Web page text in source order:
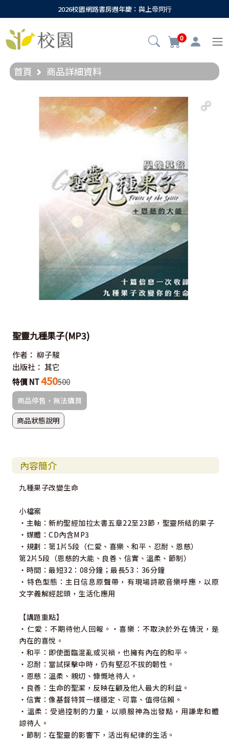
2026校園網路書房週年慶：與上帝同行
0
首頁 商品詳細資料
聖靈九種果子(MP3)
作者： 柳子駿
出版社： 其它
特價 NT450500
商品停售，無法購買
商品狀態說明
內容簡介
九種果子改變生命
小檔案
‧主軸：新約聖經加拉太書五章22至23節，聖靈所結的果子
‧媒體：CD內含MP3
‧規劃：第1片5段（仁愛、喜樂、和平、忍耐、恩慈）
第2片5段（恩慈的大能、良善、信實、溫柔、節制）
‧時間：最短32：08分鐘；最長53：36分鐘
‧特色型態：主日信息原聲帶，有現場詩歌音樂呼應，以原
文字義解經起頭，生活化應用
【講題重點】
‧仁愛：不期待他人回報。‧喜樂：不取決於外在情況，是
內在的喜悅。
‧和平：即使面臨混亂或災禍，也擁有內在的和平。
‧忍耐：當試探擊中時，仍有堅忍不拔的韌性。
‧恩慈：溫柔、親切、慷慨地待人。
‧良善：生命的聖潔，反映在顧及他人最大的利益。
‧信實：像基督特質一樣穩定、可靠、值得信賴。
‧溫柔：受過控制的力量，以順服神為出發點，用謙卑和體
諒待人。
‧節制：在聖靈的影響下，活出有紀律的生活。